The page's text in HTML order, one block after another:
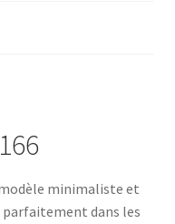
minimaliste et
dans les